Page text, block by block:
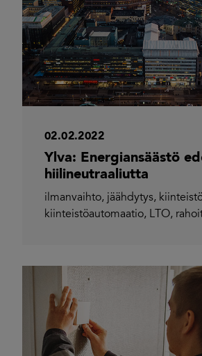
02.02.2022
Ylva: Energiansäästö
hiilineutraaliutta
ilmanvaihto, jäähdytys,
kiinteistöautomaatio, LTO,